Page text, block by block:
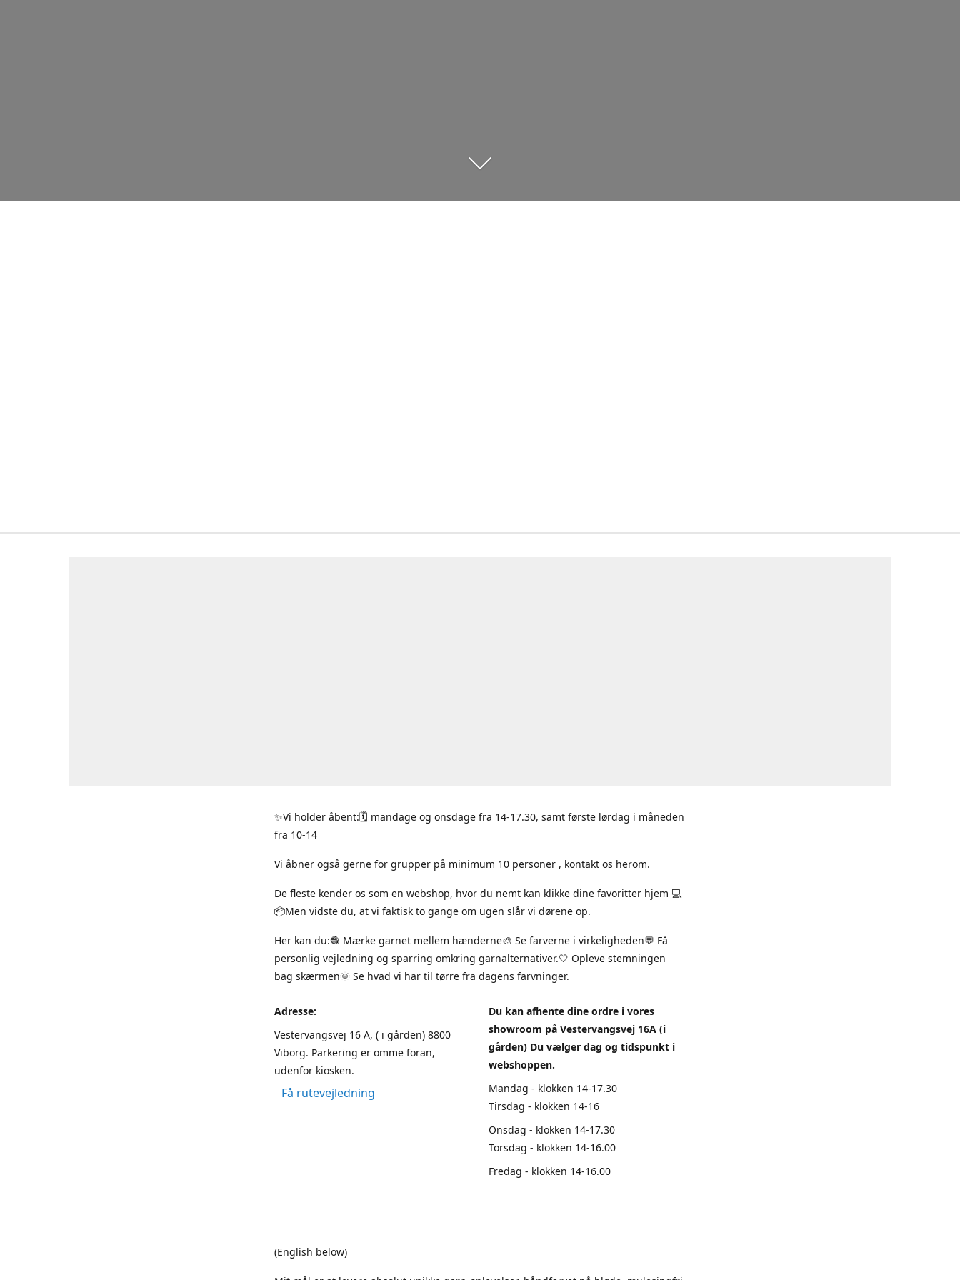
✨Vi holder åbent:🗓 mandage og onsdage fra 14-17.30, samt første lørdag i måneden
fra 10-14
Vi åbner også gerne for grupper på minimum 10 personer , kontakt os herom.
De fleste kender os som en webshop, hvor du nemt kan klikke dine favoritter hjem 💻
📦Men vidste du, at vi faktisk to gange om ugen slår vi dørene op.
Her kan du:🧶 Mærke garnet mellem hænderne🎨 Se farverne i virkeligheden💬 Få
personlig vejledning og sparring omkring garnalternativer.🤍 Opleve stemningen
bag skærmen🌞 Se hvad vi har til tørre fra dagens farvninger.
Adresse:
Vestervangsvej 16 A, ( i gården) 8800
Viborg. Parkering er omme foran,
udenfor kiosken.
Få rutevejledning
Du kan afhente dine ordre i vores
showroom på Vestervangsvej 16A (i
gården) Du vælger dag og tidspunkt i
webshoppen.
Mandag - klokken 14-17.30
Tirsdag - klokken 14-16
Onsdag - klokken 14-17.30
Torsdag - klokken 14-16.00
Fredag - klokken 14-16.00
(English below)